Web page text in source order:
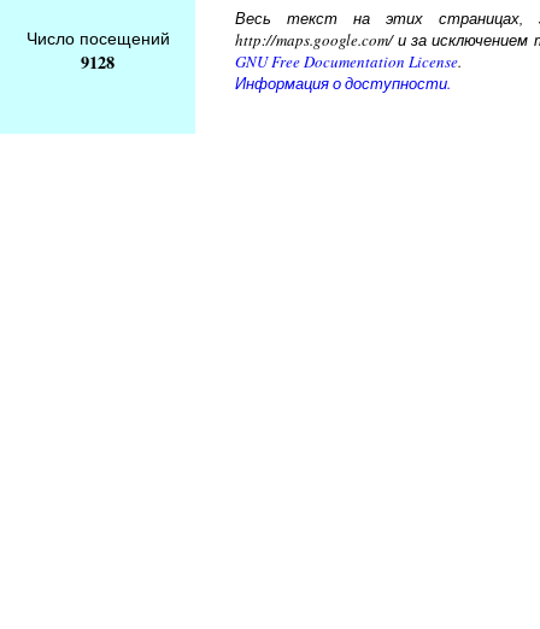
Число посещений
9128
Весь текст на этих страницах,
http://maps.google.com/ и за
GNU Free Documentation License.
Информация о доступности.